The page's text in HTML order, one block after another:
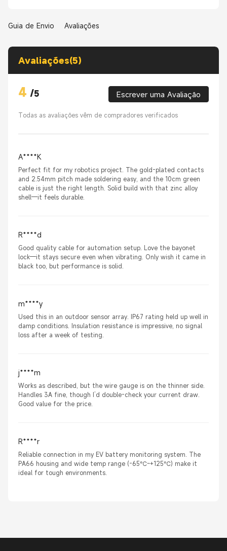
Guia de Envio Avaliações
Avaliações(5)
4 /5 Escrever uma Avaliação
Todas as avaliações vêm de compradores verificados
A****K
Perfect fit for my robotics project. The gold-plated contacts
and 2.54mm pitch made soldering easy, and the 10cm green
cable is just the right length. Solid build with that zinc alloy
shell—it feels durable.
R****d
Good quality cable for automation setup. Love the bayonet
lock—it stays secure even when vibrating. Only wish it came in
black too, but performance is solid.
m****y
Used this in an outdoor sensor array. IP67 rating held up well in
damp conditions. Insulation resistance is impressive, no signal
loss after a week of testing.
j****m
Works as described, but the wire gauge is on the thinner side.
Handles 3A fine, though I’d double-check your current draw.
Good value for the price.
R****r
Reliable connection in my EV battery monitoring system. The
PA66 housing and wide temp range (-65℃~+125℃) make it
ideal for tough environments.